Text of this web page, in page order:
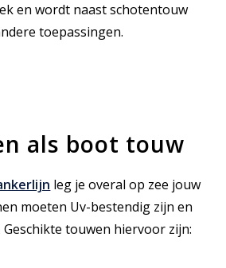
en wordt naast schotentouw
toepassingen.
als boot touw
leg je overal op zee jouw
moeten Uv-bestendig zijn en
touwen hiervoor zijn: